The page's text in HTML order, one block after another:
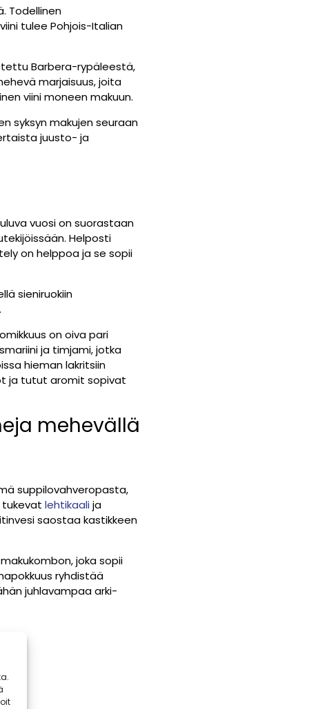
Todellinen
tulee Pohjois-Italian
Barbera-rypäleestä,
marjaisuus, joita
viini moneen makuun.
syksyn makujen seuraan
juusto- ja
vuosi on suorastaan
Helposti
on helppoa ja se sopii
sieniruokiin
on oiva pari
ja timjami, jotka
hieman lakritsiin
ja tutut aromit sopivat
mehevällä
suppilovahveropasta,
tukevat lehtikaalija
saostaa kastikkeen
joka sopii
ryhdistää
juhlavampaa arki-